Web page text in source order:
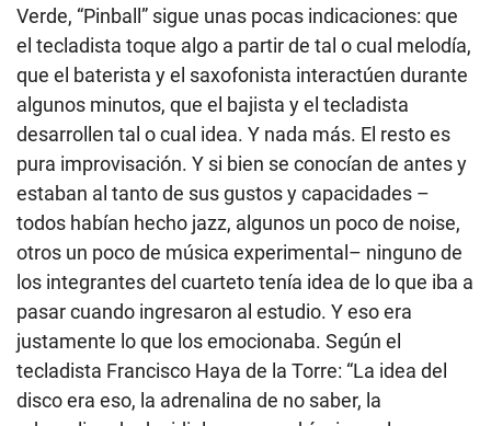
Verde, “Pinball” sigue unas pocas indicaciones: que
el tecladista toque algo a partir de tal o cual melodía,
que el baterista y el saxofonista interactúen durante
algunos minutos, que el bajista y el tecladista
desarrollen tal o cual idea. Y nada más. El resto es
pura improvisación. Y si bien se conocían de antes y
estaban al tanto de sus gustos y capacidades –
todos habían hecho jazz, algunos un poco de noise,
otros un poco de música experimental– ninguno de
los integrantes del cuarteto tenía idea de lo que iba a
pasar cuando ingresaron al estudio. Y eso era
justamente lo que los emocionaba. Según el
tecladista Francisco Haya de la Torre: “La idea del
disco era eso, la adrenalina de no saber, la